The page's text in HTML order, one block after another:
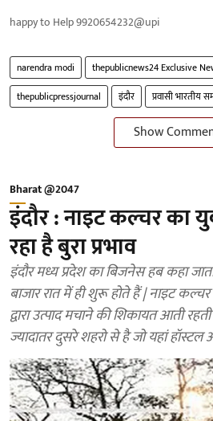
happy to Help 9920654232@upi
narendra modi thepublicnews24 Exclusive
thepublicpressjournal
इंदौर प्रवासी भारतीय
Show
Bharat @2047
इंदौर : नाइट कल्चर का
रहा है बुरा प्रभाव
इंदौर मध्य प्रदेश का बिजनेस हब कहा
बाजार रात में ही शुरू होते हैं | नाइट
द्वारा उत्पाद मचाने की शिकायत आती
ज्यादातर दुसरे शहरो से है जो यहां